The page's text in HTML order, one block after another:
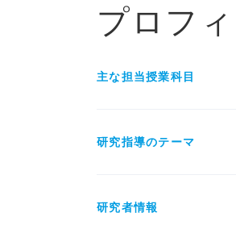
プロフ
主な担当授業科目
研究指導のテーマ
研究者情報